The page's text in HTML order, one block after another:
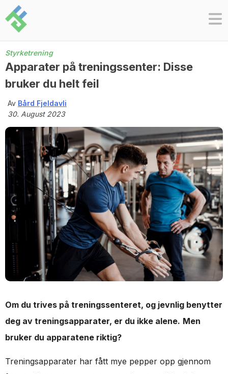
Skip
to
content
Styrketrening
Apparater på treningssenter: Disse
bruker du helt feil
Av Bård Fjeldavli
30. August 2023
Om du trives på treningssenteret, og jevnlig benytter
deg av treningsapparater, er du ikke alene. Men
bruker du apparatene riktig?
Treningsapparater har fått mye pepper opp gjennom